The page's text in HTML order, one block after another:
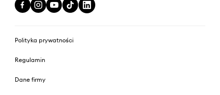
Polityka prywatności
Regulamin
Dane firmy